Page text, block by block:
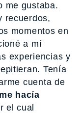
me gustaba.
recuerdos,
momentos en
a mí
experiencias y
Tenía
cuenta de
hacía
el cual